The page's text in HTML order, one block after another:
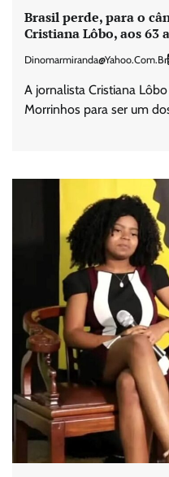
Brasil perde, para o
Cristiana Lôbo, aos 63
Dinomarmiranda@yahoo.com.br
A jornalista Cristiana
Morrinhos para ser um